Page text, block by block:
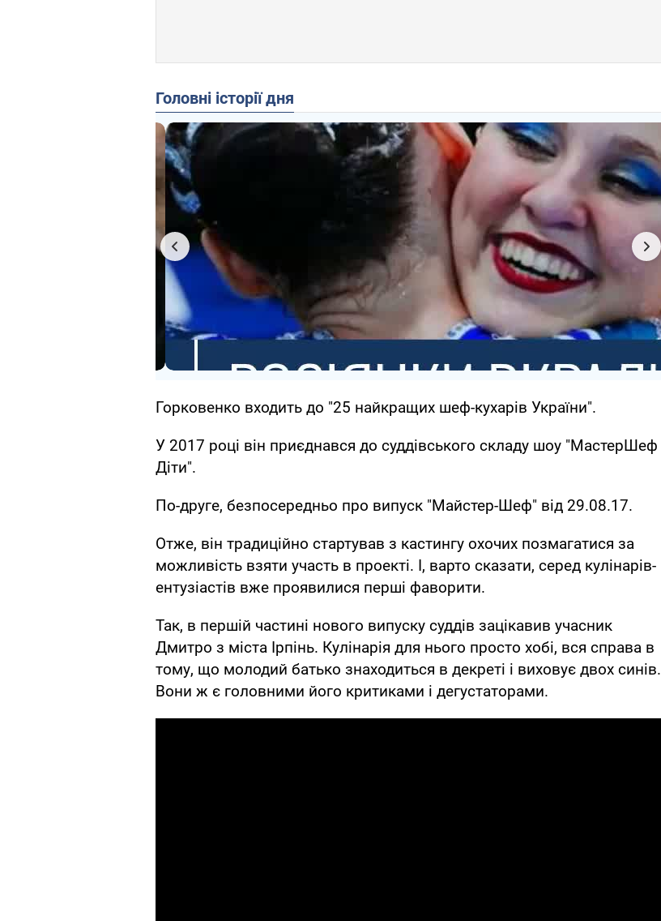
Головні історії дня
Горковенко входить до "25 найкращих шеф-кухарів України".
У 2017 році він приєднався до суддівського складу шоу "МастерШеф
Діти".
По-друге, безпосередньо про випуск "Майстер-Шеф" від 29.08.17.
Отже, він традиційно стартував з кастингу охочих позмагатися за
можливість взяти участь в проекті. І, варто сказати, серед кулінарів-
ентузіастів вже проявилися перші фаворити.
Так, в першій частині нового випуску суддів зацікавив учасник
Дмитро з міста Ірпінь. Кулінарія для нього просто хобі, вся справа в
тому, що молодий батько знаходиться в декреті і виховує двох синів.
Вони ж є головними його критиками і дегустаторами.